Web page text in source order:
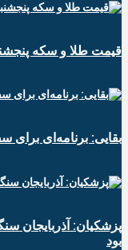
قیمت طلا و سکه پنجشنبه 15
بقایی: برنامه‌ای برای
پزشکیان: آذربایجان
بود